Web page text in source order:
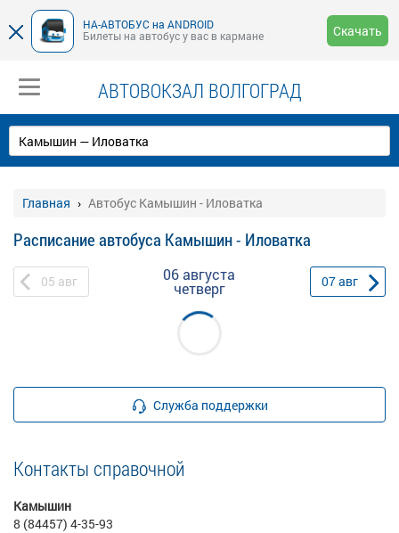
НА-АВТОБУС на ANDROID
Билеты на автобус у вас в кармане
Скачать
АВТОВОКЗАЛ ВОЛГОГРАД
Главная Автобус Камышин - Иловатка
Расписание автобуса Камышин - Иловатка
05 авг 06 августа
четверг 07авг
Служба поддержки
Контакты справочной
Камышин
8 (84457) 4-35-93